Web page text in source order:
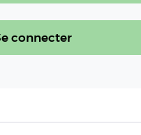
connecter